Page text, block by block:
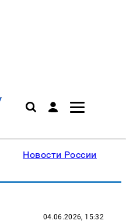
Новости России
04.06.2026, 15:32